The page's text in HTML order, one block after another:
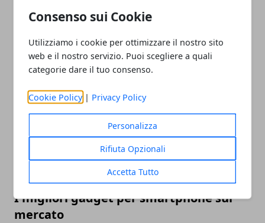
Consenso sui Cookie
Utilizziamo i cookie per ottimizzare il nostro sito
web e il nostro servizio. Puoi scegliere a quali
categorie dare il tuo consenso.
Cookie Policy | Privacy Policy
Personalizza
Rifiuta Opzionali
Accetta Tutto
piccolo (14 pollici)
28/02/2023
I migliori gadget per smartphone sul
mercato